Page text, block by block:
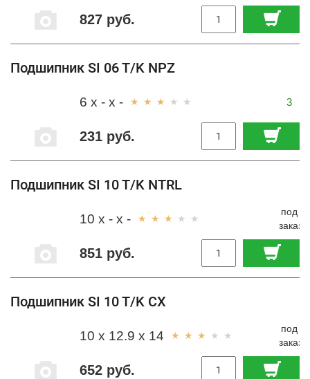
827 руб.
Подшипник SI 06 T/K NPZ
3
231 руб.
6 x - x -
Подшипник SI 10 T/K NTRL
под
заказ
851 руб.
10 x - x -
Подшипник SI 10 T/K CX
под
заказ
652 руб.
10 x 12.9 x 14